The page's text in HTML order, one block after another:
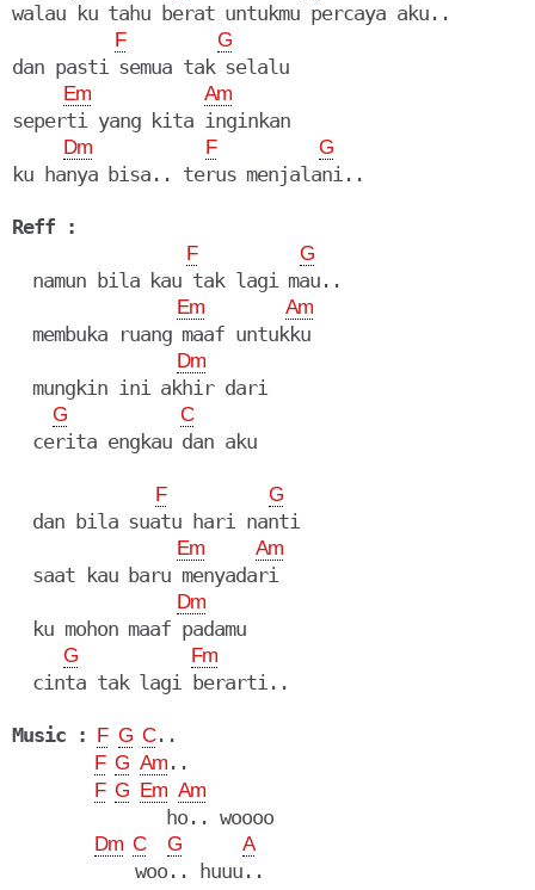
walau ku tahu berat untukmu percaya aku..
F G
dan pasti semua tak selalu
Em Am
seperti yang kita inginkan
Dm F G
ku hanya bisa.. terus menjalani..
Reff :
F G
  namun bila kau tak lagi mau..
Em Am
  membuka ruang maaf untukku
Dm
  mungkin ini akhir dari
G C
  cerita engkau dan aku
F G
  dan bila suatu hari nanti
Em Am
  saat kau baru menyadari
Dm
  ku mohon maaf padamu
G Fm
  cinta tak lagi berarti..
Music : F G C..
F G Am ..
F G Em Am
               ho.. woooo
Dm C G A
            woo.. huuu..